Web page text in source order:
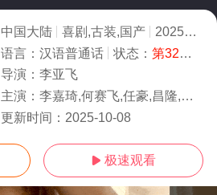
中国大陆 喜剧,古装,国产 2025
语言： 汉语普通话 状态： 第32集完结
导演： 李亚飞
主演： 李嘉琦,何赛飞,任豪,昌隆,曹翠芬,范帅琦,嵇嘉禾,张雅萌,王山水,王歆霆,李殿尊,李海银,刘琳,李佳
更新时间： 2025-10-08
 极速观看